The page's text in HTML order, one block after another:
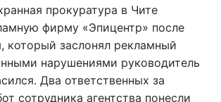
прокуратура в Чите
фирму «Эпицентр» после
который заслонял рекламный
нарушениями руководитель
Два ответственных за
сотрудника агентства понесли